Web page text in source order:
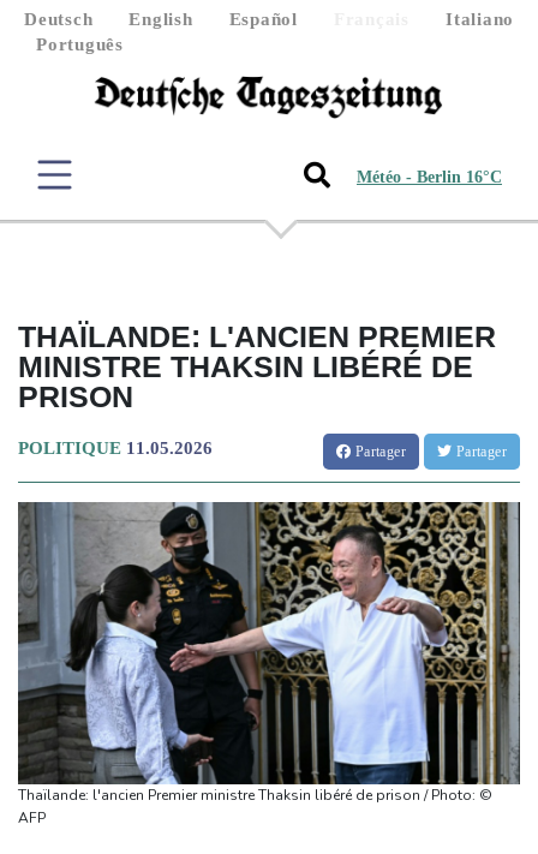
Deutsch English Español
Italiano
Português
Météo - Berlin 16°C
THAÏLANDE: L'ANCIEN PREMIER
MINISTRE THAKSIN LIBÉRÉ DE
PRISON
POLITIQUE 11.05.2026 Partager Partager
Thaïlande: l'ancien Premier ministre Thaksin libéré de prison / Photo: ©
AFP